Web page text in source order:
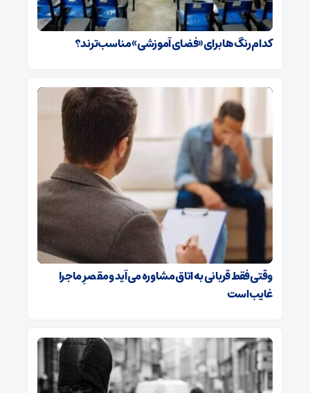
کدام رنگ‌ها برای «فضای آموزشی» مناسب‌ترند؟
وقتی فقط قربانی به اتاق مشاوره می‌آید و مقصرِ ماجرا
غایب است